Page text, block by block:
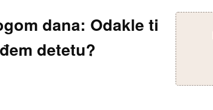
dana: Odakle ti
detetu?